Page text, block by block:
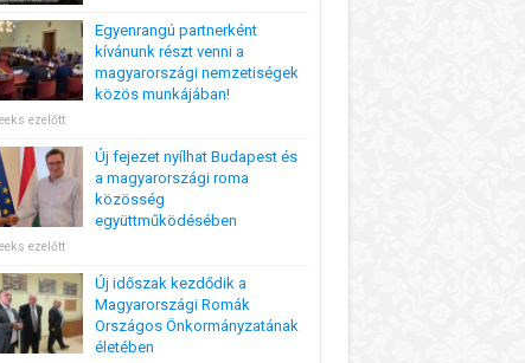
Egyenrangú partnerként
kívánunk részt venni a
magyarországi nemzetiségek
közös munkájában!
ezelőtt
Új fejezet nyílhat Budapest és
a magyarországi roma
közösség
együttműködésében
ezelőtt
Új időszak kezdődik a
Magyarországi Romák
Országos Önkormányzatának
életében